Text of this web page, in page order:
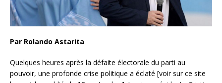
Par Rolando Astarita
Quelques heures après la défaite électorale du parti au
pouvoir, une profonde crise politique a éclaté [voir sur ce site